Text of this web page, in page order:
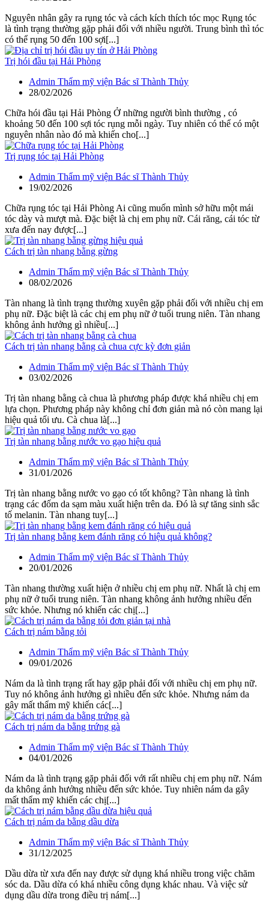
Nguyên nhân gây ra rụng tóc và cách kích thích tóc mọc Rụng tóc
là tình trạng thường gặp phải đối với nhiều người. Trung bình thì tóc
có thể rụng 50 đến 100 sợi[...]
Trị hói đầu tại Hải Phòng
Admin Thẩm mỹ viện Bác sĩ Thành Thủy
28/02/2026
Chữa hói đầu tại Hải Phòng Ở những người bình thường , có
khoảng 50 đến 100 sợi tóc rụng mỗi ngày. Tuy nhiên có thể có một
nguyên nhân nào đó mà khiến cho[...]
Trị rụng tóc tại Hải Phòng
Admin Thẩm mỹ viện Bác sĩ Thành Thủy
19/02/2026
Chữa rụng tóc tại Hải Phòng Ai cũng muốn mình sở hữu một mái
tóc dày và mượt mà. Đặc biệt là chị em phụ nữ. Cái răng, cái tóc từ
xưa đến nay được[...]
Cách trị tàn nhang bằng gừng
Admin Thẩm mỹ viện Bác sĩ Thành Thủy
08/02/2026
Tàn nhang là tình trạng thường xuyên gặp phải đối với nhiều chị em
phụ nữ. Đặc biệt là các chị em phụ nữ ở tuổi trung niên. Tàn nhang
không ảnh hưởng gì nhiều[...]
Cách trị tàn nhang bằng cà chua cực kỳ đơn giản
Admin Thẩm mỹ viện Bác sĩ Thành Thủy
03/02/2026
Trị tàn nhang bằng cà chua là phương pháp được khá nhiều chị em
lựa chọn. Phương pháp này không chỉ đơn giản mà nó còn mang lại
hiệu quả tối ưu. Cà chua là[...]
Trị tàn nhang bằng nước vo gạo hiệu quả
Admin Thẩm mỹ viện Bác sĩ Thành Thủy
31/01/2026
Trị tàn nhang bằng nước vo gạo có tốt không? Tàn nhang là tình
trạng các đốm da sạm màu xuất hiện trên da. Đó là sự tăng sinh sắc
tố melanin. Tàn nhang tuy[...]
Trị tàn nhang bằng kem đánh răng có hiệu quả không?
Admin Thẩm mỹ viện Bác sĩ Thành Thủy
20/01/2026
Tàn nhang thường xuất hiện ở nhiều chị em phụ nữ. Nhất là chị em
phụ nữ ở tuổi trung niên. Tàn nhang không ảnh hưởng nhiều đến
sức khỏe. Nhưng nó khiến các chị[...]
Cách trị nám bằng tỏi
Admin Thẩm mỹ viện Bác sĩ Thành Thủy
09/01/2026
Nám da là tình trạng rất hay gặp phải đối với nhiều chị em phụ nữ.
Tuy nó không ảnh hưởng gì nhiều đến sức khỏe. Nhưng nám da
gây mất thẩm mỹ khiến các[...]
Cách trị nám da bằng trứng gà
Admin Thẩm mỹ viện Bác sĩ Thành Thủy
04/01/2026
Nám da là tình trạng gặp phải đối với rất nhiều chị em phụ nữ. Nám
da không ảnh hưởng nhiều đến sức khỏe. Tuy nhiên nám da gây
mất thẩm mỹ khiến các chị[...]
Cách trị nám da bằng dầu dừa
Admin Thẩm mỹ viện Bác sĩ Thành Thủy
31/12/2025
Dầu dừa từ xưa đến nay được sử dụng khá nhiều trong việc chăm
sóc da. Dầu dừa có khá nhiều công dụng khác nhau. Và việc sử
dụng dầu dừa trong điều trị nám[...]